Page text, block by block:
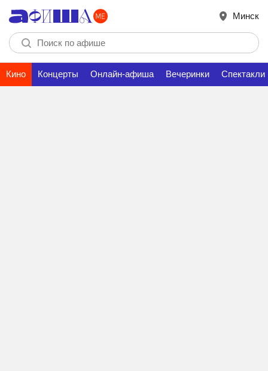
Минск
Кино Концерты Онлайн-афиша Вечеринки Спектакли